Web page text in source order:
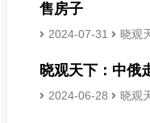
售房子
2024-07-31 晓观
晓观天下：中俄
2024-06-28 晓观